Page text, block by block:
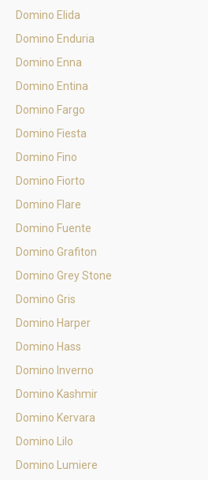
Domino Elida
Domino Enduria
Domino Enna
Domino Entina
Domino Fargo
Domino Fiesta
Domino Fino
Domino Fiorto
Domino Flare
Domino Fuente
Domino Grafiton
Domino Grey Stone
Domino Gris
Domino Harper
Domino Hass
Domino Inverno
Domino Kashmir
Domino Kervara
Domino Lilo
Domino Lumiere